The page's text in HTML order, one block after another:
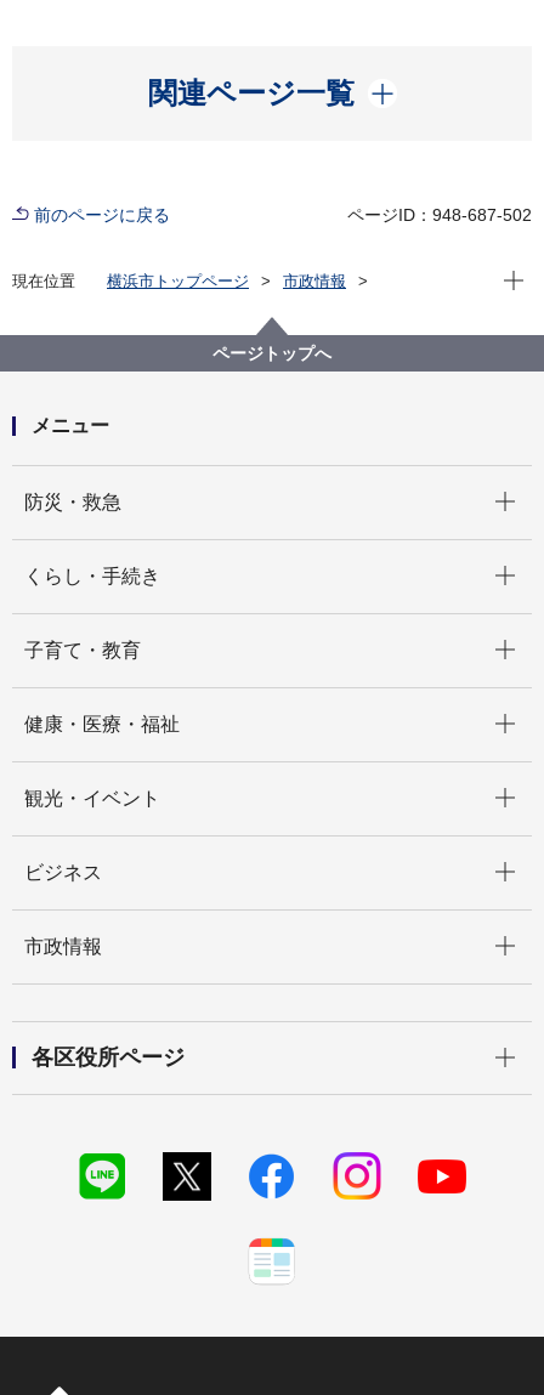
関連ページ一覧
開く
前のページに戻る ページID：948-687-502
現在位置 横浜市トップページ
市政情報
森の利活用連携事業で協定を締結し維持管理作業等に
取り組みます
現在
ページトップへ
メニュー
防災・救急
くらし・手続き
子育て・教育
健康・医療・福祉
観光・イベント
ビジネス
市政情報
各区役所ページ